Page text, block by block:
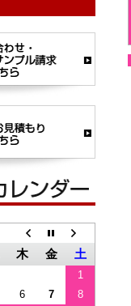
木 金 土
1
6 7
8